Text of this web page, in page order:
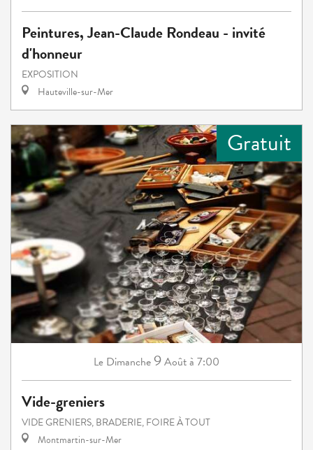
Peintures, Jean-Claude Rondeau - invité
d'honneur
EXPOSITION
Hauteville-sur-Mer
Gratuit
Le Dimanche9Aoûtà 7:00
Vide-greniers
VIDE GRENIERS, BRADERIE, FOIRE À TOUT
Montmartin-sur-Mer